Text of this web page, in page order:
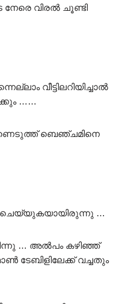
വിരൽ ചൂണ്ടി
വീട്ടിലറിയിച്ചാൽ
……
ബെഞ്ചമിനെ
…
… അൽപം കഴിഞ്ഞ്
ടേബിളിലേക്ക് വച്ചതും